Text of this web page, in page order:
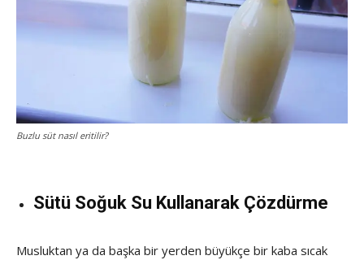
Buzlu süt nasıl eritilir?
Sütü Soğuk Su Kullanarak Çözdürme
Musluktan ya da başka bir yerden büyükçe bir kaba sıcak